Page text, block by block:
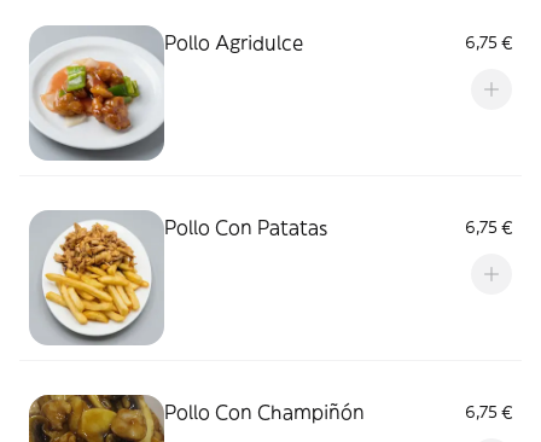
Pollo Agridulce 6,75 €
Pollo Con Patatas 6,75 €
Pollo Con Champiñón 6,75 €